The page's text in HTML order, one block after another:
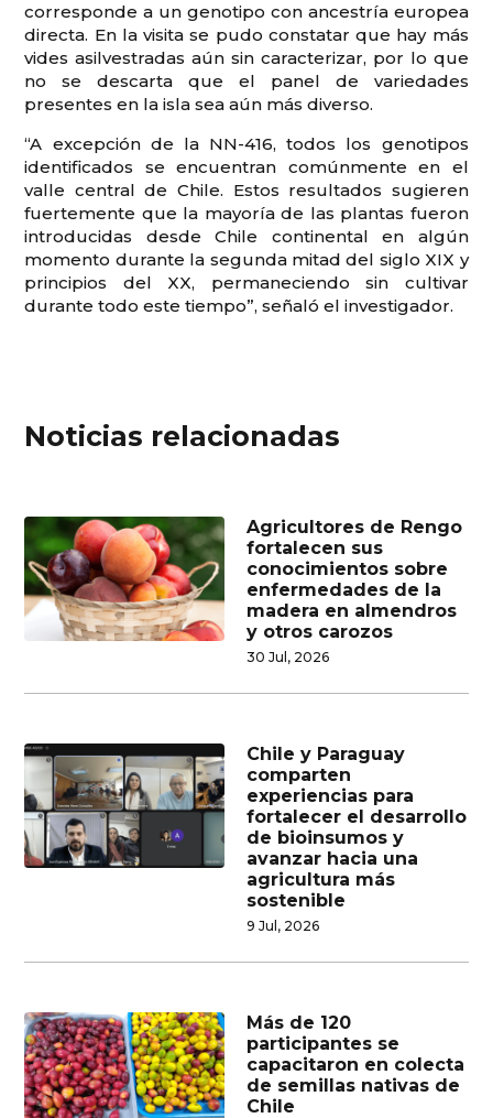
corresponde a un genotipo con ancestría europea
directa. En la visita se pudo constatar que hay más
vides asilvestradas aún sin caracterizar, por lo que
no se descarta que el panel de variedades
presentes en la isla sea aún más diverso.
“A excepción de la NN-416, todos los genotipos
identificados se encuentran comúnmente en el
valle central de Chile. Estos resultados sugieren
fuertemente que la mayoría de las plantas fueron
introducidas desde Chile continental en algún
momento durante la segunda mitad del siglo XIX y
principios del XX, permaneciendo sin cultivar
durante todo este tiempo”, señaló el investigador.
Noticias relacionadas
Agricultores de Rengo
fortalecen sus
conocimientos sobre
enfermedades de la
madera en almendros
y otros carozos
30 Jul, 2026
Chile y Paraguay
comparten
experiencias para
fortalecer el desarrollo
de bioinsumos y
avanzar hacia una
agricultura más
sostenible
9 Jul, 2026
Más de 120
participantes se
capacitaron en colecta
de semillas nativas de
Chile